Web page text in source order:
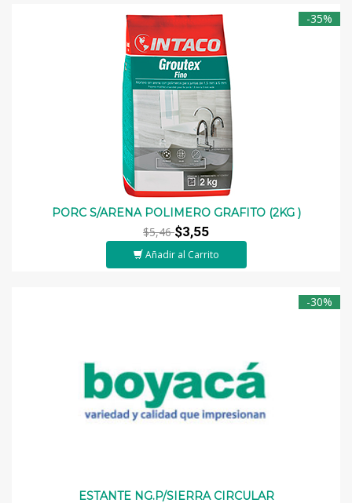
-35%
PORC S/ARENA POLIMERO GRAFITO (2KG )
$5,46$3,55
Añadir al Carrito
-30%
ESTANTE NG.P/SIERRA CIRCULAR